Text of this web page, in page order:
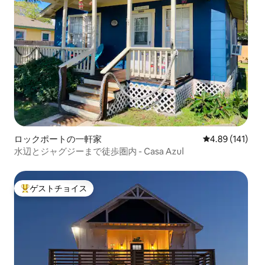
ロックポートの一軒家 レビュー141
4.89 (141)
水辺とジャグジーまで徒歩圏内 - Casa Azul
大好評のゲストチョイスです。
ゲストチョイス